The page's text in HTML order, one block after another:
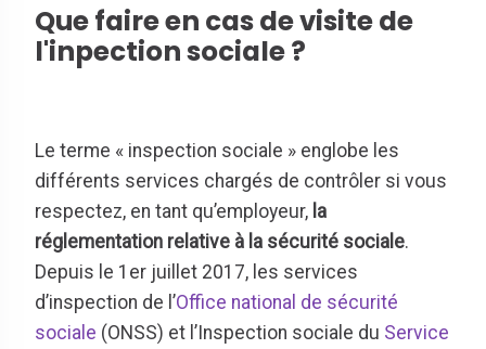
Que faire en cas de visite de
l'inpection sociale ?
Le terme « inspection sociale » englobe les
différents services chargés de contrôler si vous
respectez, en tant qu’employeur, la
réglementation relative à la sécurité sociale.
Depuis le 1er juillet 2017, les services
d’inspection de l’Office national de sécurité
sociale (ONSS) et l’Inspection sociale du Service